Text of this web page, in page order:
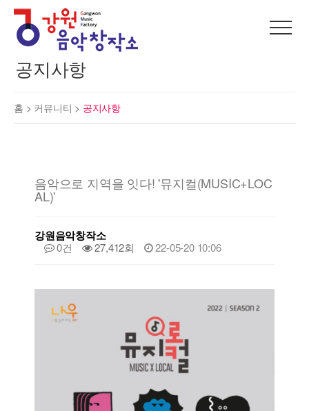
공지사항
홈 > 커뮤니티 > 공지사항
음악으로 지역을 잇다! '뮤지컬(MUSIC+LOC
AL)'
강원음악창작소
0건 27,412회 22-05-20 10:06